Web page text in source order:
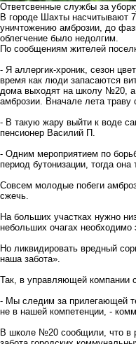
Ответсвенные службы за
В городе Шахты насчитывают
уничтожению амброзии, до
облегчение было недолгим.
По сообщениям жителей
- Я аллергик-хроник, сезон
время как люди запасаются
дома выходят на школу №20, а
амброзии. Вначале лета траву
- В такую жару выйти к воде
пенсионер Василий П.
- Одним мероприятием по
период бутонизации, тогда
Совсем молодые побеги
сжечь.
На больших участках нужно
небольших очагах необходимо
Но ликвидировать вредный
наша забота».
Так, в управляющей компании
- Мы следим за прилегающей
не в нашей компетенции, -
В школе №20 сообщили, что в